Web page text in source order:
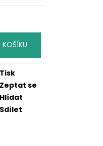
Tisk
Zeptat se
Hlídat
Sdílet